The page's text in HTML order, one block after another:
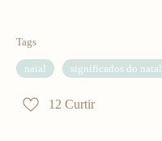
Tags
natal significados do natal
12 Curtir